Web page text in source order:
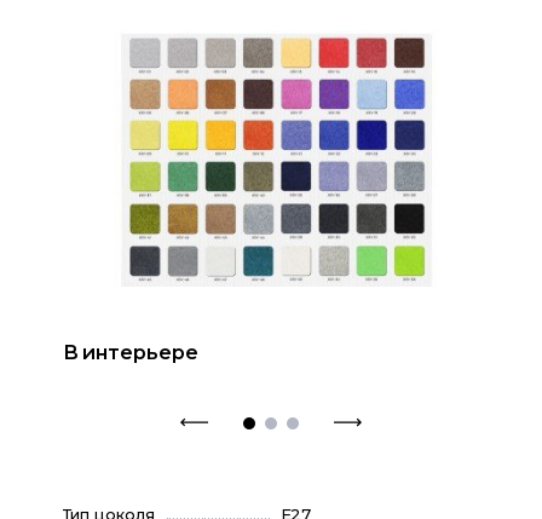
В интерьере
Тип цоколя
E27